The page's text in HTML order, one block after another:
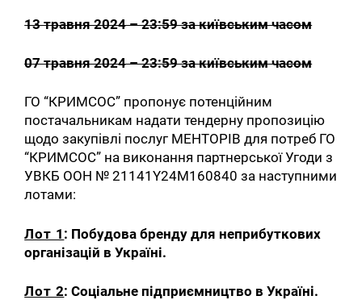
13 травня 2024 – 23:59 за київським часом
07 травня 2024 – 23:59 за київським часом
ГО “КРИМСОС” пропонує потенційним
постачальникам надати тендерну пропозицію
щодо закупівлі послуг МЕНТОРІВ для потреб ГО
“КРИМСОС” на виконання партнерської Угоди з
УВКБ ООН № 21141Y24M160840 за наступними
лотами:
Лот 1 : Побудова бренду для неприбуткових
організацій в Україні.
Лот 2: Соціальне підприємництво в Україні.